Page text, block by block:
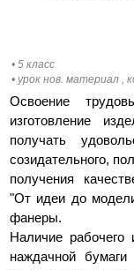
• 5 класс
• урок нов. материал ,
Освоение
изготовление
получать
созидательного,
получения
"От идеи до
фанеры.
Наличие рабочего
наждачной бумаги